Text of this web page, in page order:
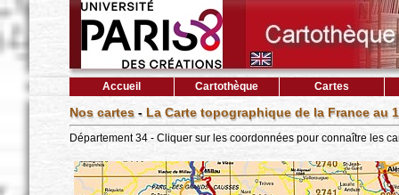
Accueil Cartothèque Cartes
Nos cartes- La Carte topographique de la France au
Département 34 - Cliquer sur les coordonnées pour connaître les